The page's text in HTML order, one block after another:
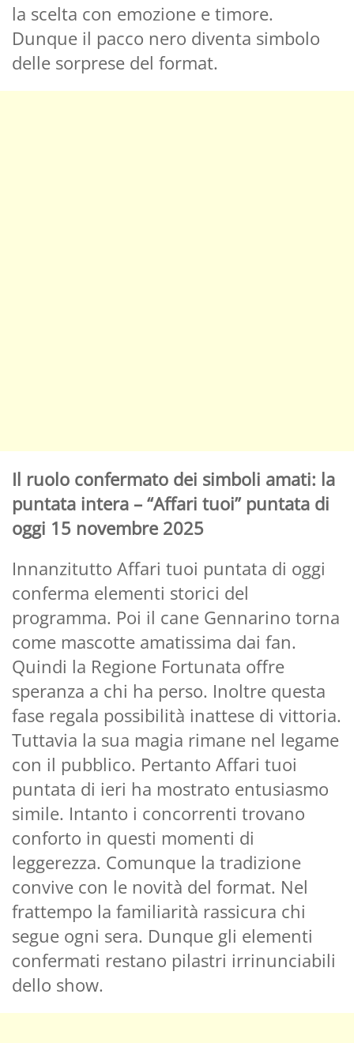
la scelta con emozione e timore.
Dunque il pacco nero diventa simbolo
delle sorprese del format.
Il ruolo confermato dei simboli amati: la
puntata intera – “Affari tuoi” puntata di
oggi 15 novembre 2025
Innanzitutto Affari tuoi puntata di oggi
conferma elementi storici del
programma. Poi il cane Gennarino torna
come mascotte amatissima dai fan.
Quindi la Regione Fortunata offre
speranza a chi ha perso. Inoltre questa
fase regala possibilità inattese di vittoria.
Tuttavia la sua magia rimane nel legame
con il pubblico. Pertanto Affari tuoi
puntata di ieri ha mostrato entusiasmo
simile. Intanto i concorrenti trovano
conforto in questi momenti di
leggerezza. Comunque la tradizione
convive con le novità del format. Nel
frattempo la familiarità rassicura chi
segue ogni sera. Dunque gli elementi
confermati restano pilastri irrinunciabili
dello show.